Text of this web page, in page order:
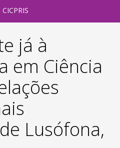
CICPRIS
já à
em Ciência
Lusófona,